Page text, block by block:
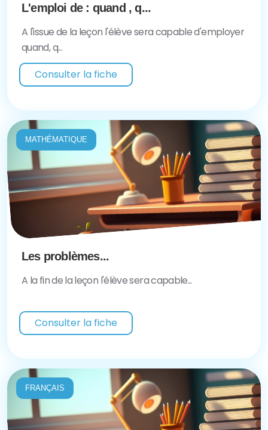
L'emploi de : quand , q...
A l'issue de la leçon l'élève sera capable d'employer
quand, q...
Consulter la fiche
MATHÉMATIQUE
Les problèmes...
A la fin de la leçon l'élève sera capable...
Consulter la fiche
FRANÇAIS